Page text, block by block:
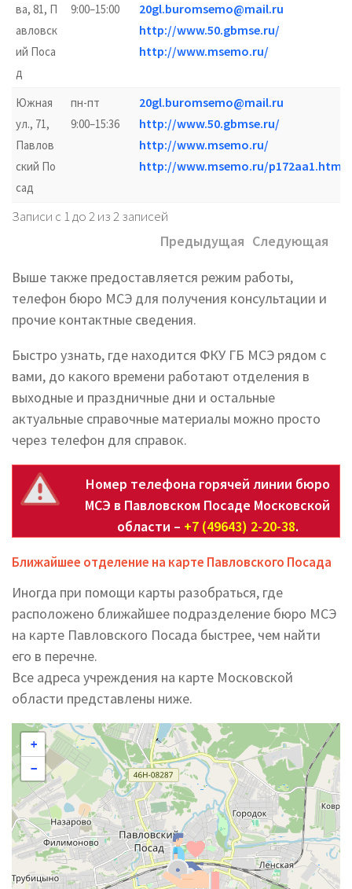
ва, 81, П
авловск
ий Поса
д
9:00–15:00
20gl.buromsemo@mail.ru
http://www.50.gbmse.ru/
http://www.msemo.ru/
Южная
ул., 71,
Павлов
ский По
сад
пн-пт
9:00–15:36
20gl.buromsemo@mail.ru
http://www.50.gbmse.ru/
http://www.msemo.ru/
http://www.msemo.ru/p172aa1.html
Записи с 1 до 2 из 2 записей
Предыдущая Следующая
Выше также предоставляется режим работы,
телефон бюро МСЭ для получения консультации и
прочие контактные сведения.
Быстро узнать, где находится ФКУ ГБ МСЭ рядом с
вами, до какого времени работают отделения в
выходные и праздничные дни и остальные
актуальные справочные материалы можно просто
через телефон для справок.
Номер телефона горячей линии бюро
МСЭ в Павловском Посаде Московской
области – +7 (49643) 2-20-38.
Ближайшее отделение на карте Павловского Посада
Иногда при помощи карты разобраться, где
расположено ближайшее подразделение бюро МСЭ
на карте Павловского Посада быстрее, чем найти
его в перечне.
Все адреса учреждения на карте Московской
области представлены ниже.
+
−